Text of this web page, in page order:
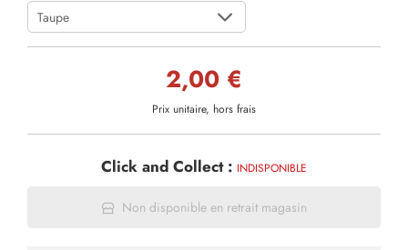
Taupe
2,00 €
Prix unitaire, hors frais
Click and Collect : INDISPONIBLE
Non disponible en retrait magasin